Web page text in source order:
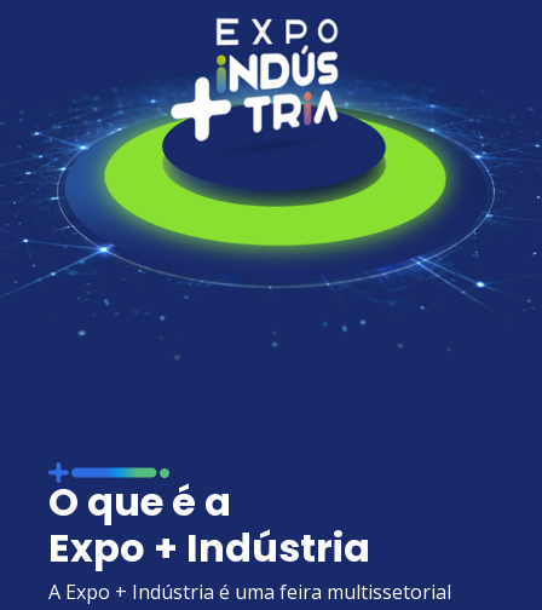
O que é a
Expo + Indústria
A Expo + Indústria é uma feira multissetorial